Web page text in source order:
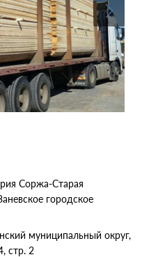
Соржа-Старая
городское
муниципальный округ,
стр. 2